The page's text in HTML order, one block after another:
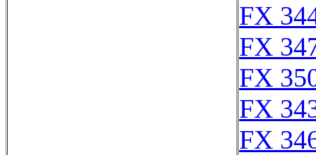
FX
FX
FX
FX
FX